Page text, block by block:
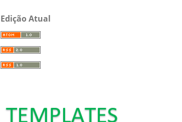
Edição Atual